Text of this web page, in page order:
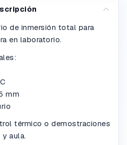
de inmersión total para
en laboratorio.
mm
térmico o demostraciones
aula.